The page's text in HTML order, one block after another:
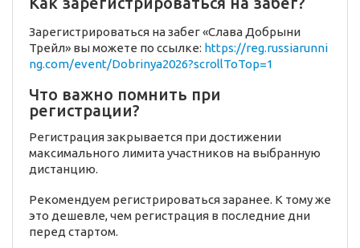
Зарегистрироваться на забег «Слава Добрыни
Трейл» вы можете по ссылке: https://reg.russiarunni
ng.com/event/Dobrinya2026?scrollToTop=1
Что важно помнить при
регистрации?
Регистрация закрывается при достижении
максимального лимита участников на выбранную
дистанцию.
Рекомендуем регистрироваться заранее. К тому же
это дешевле, чем регистрация в последние дни
перед стартом.